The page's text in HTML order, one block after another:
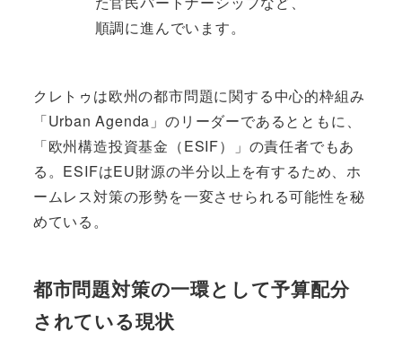
順調に進んでいます。
クレトゥは欧州の都市問題に関する中心的枠組み
「Urban Agenda」のリーダーであるとともに、
「欧州構造投資基金（ESIF）」の責任者でもあ
る。ESIFはEU財源の半分以上を有するため、ホ
ームレス対策の形勢を一変させられる可能性を秘
めている。
都市問題対策の一環として予算配分
されている現状